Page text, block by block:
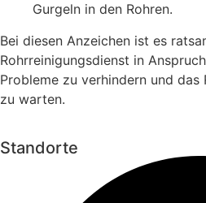
Gurgeln in den Rohren.
Bei diesen Anzeichen ist es
Rohrreinigungsdienst in
Probleme zu verhindern und das
zu warten.
Standorte